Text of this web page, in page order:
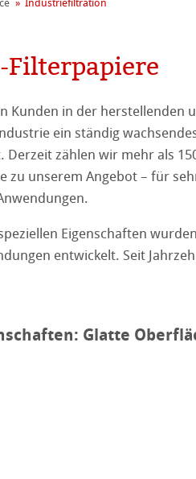
Binder
Binder
Industriefiltration
Kunden in der herstellenden
ein ständig
zählen wir mehr als
zu unserem Angebot – für
Eigenschaften
entwickelt. Seit
Glatte